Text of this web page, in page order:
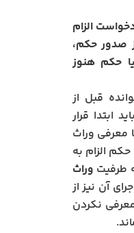
الزام
صدور حکم،
حکم هنوز
قبل از
ابتدا قرار
وراث
الزام به
طرفیت وراث
آن نیز از
نکردن